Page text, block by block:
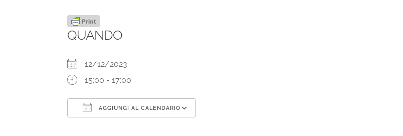
QUANDO
12/12/2023
15:00 - 17:00
AGGIUNGI AL CALENDARIO